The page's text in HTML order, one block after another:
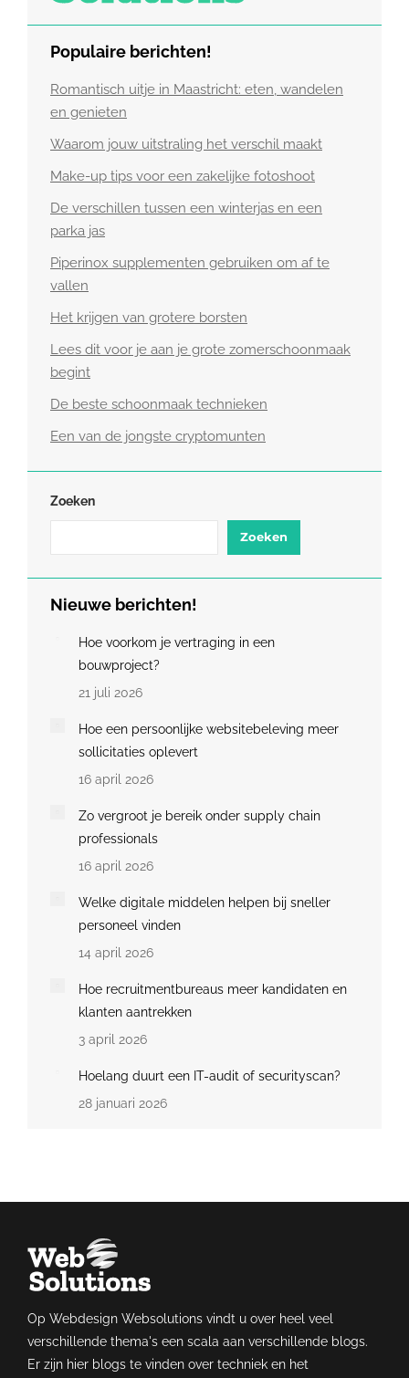
Populaire berichten!
Romantisch uitje in Maastricht: eten, wandelen
en genieten
Waarom jouw uitstraling het verschil maakt
Make-up tips voor een zakelijke fotoshoot
De verschillen tussen een winterjas en een
parka jas
Piperinox supplementen gebruiken om af te
vallen
Het krijgen van grotere borsten
Lees dit voor je aan je grote zomerschoonmaak
begint
De beste schoonmaak technieken
Een van de jongste cryptomunten
Zoeken
Zoeken
Nieuwe berichten!
Hoe voorkom je vertraging in een
bouwproject?
21 juli 2026
Hoe een persoonlijke websitebeleving meer
sollicitaties oplevert
16 april 2026
Zo vergroot je bereik onder supply chain
professionals
16 april 2026
Welke digitale middelen helpen bij sneller
personeel vinden
14 april 2026
Hoe recruitmentbureaus meer kandidaten en
klanten aantrekken
3 april 2026
Hoelang duurt een IT-audit of securityscan?
28 januari 2026
Op Webdesign Websolutions vindt u over heel veel
verschillende thema's een scala aan verschillende blogs.
Er zijn hier blogs te vinden over techniek en het